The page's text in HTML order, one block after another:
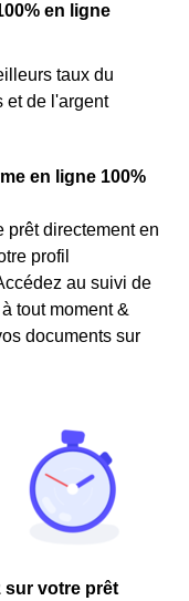
en ligne
taux du
et de l'argent
en ligne 100%
prêt directement en
profil
au suivi de
tout moment &
documents sur
sur votre prêt